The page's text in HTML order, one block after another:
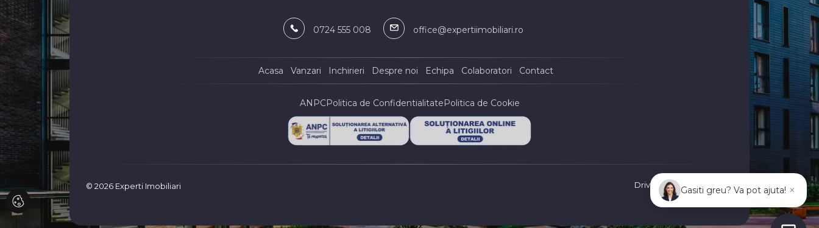
Spatii comerciale de inchiriat in Agigea
Zona Industriala
Spatii comerciale de inchiriat in Constanta
Faleza Nord
Spatii comerciale de inchiriat in Constanta
0724 555 008 office@expertiimobiliari.ro
Acasa Vanzari Inchirieri Despre noi Echipa Colaboratori Contact
ANPCPolitica de ConfidentialitatePolitica de Cookie
© 2026 Experti Imobiliari Driven by ImmoFlux
Gasiti greu? Va pot ajuta! ×